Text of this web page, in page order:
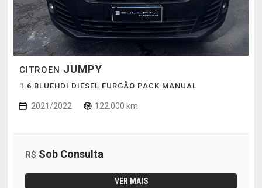
CITROEN JUMPY
1.6 BLUEHDI DIESEL FURGÃO PACK MANUAL
2021/2022 122.000 km
R$ Sob Consulta
VER MAIS